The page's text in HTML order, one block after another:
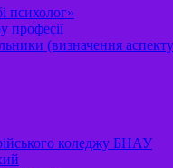
психолог»
професії
(визначення аспекту
коледжу БНАУ